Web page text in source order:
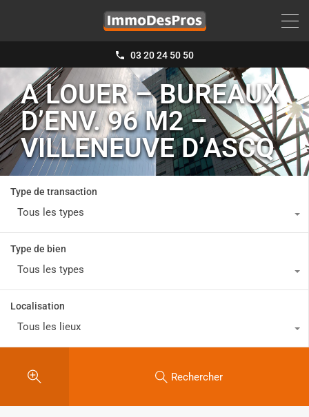
03 20 24 50 50
A LOUER – BUREAUX
D’ENV. 96 M2 –
VILLENEUVE D’ASCQ
Type de transaction
Tous les types
Type de bien
Tous les types
Localisation
Tous les lieux
Rechercher